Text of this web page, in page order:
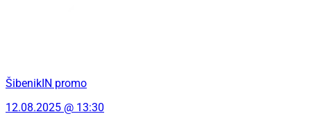
ŠibenikIN promo
12.08.2025 @ 13:30